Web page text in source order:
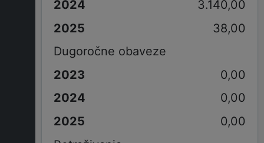
3.140,00
38,00
Dugoročne obaveze
0,00
0,00
0,00